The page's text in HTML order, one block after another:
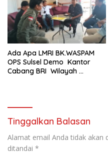
Ada Apa LMRI BK.WASPAM
OPS Sulsel Demo Kantor
Cabang BRI Wilayah
Tinggalkan Balasan
Alamat email Anda tidak akan
ditandai *